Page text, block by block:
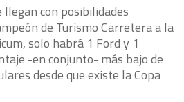
con posibilidades
de Turismo Carretera a la
solo habrá 1 Ford y 1
-en conjunto- más bajo de
desde que existe la Copa